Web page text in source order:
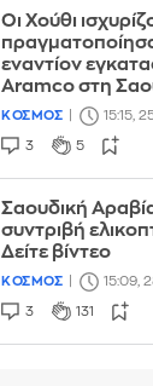
Οι Χούθι
εναντίον
Aramco στη
ΚΟΣΜΟΣ 15:15,
3 5
Σαουδική
συντριβή
Δείτε βίντεο
ΚΟΣΜΟΣ 15:09,
3 131